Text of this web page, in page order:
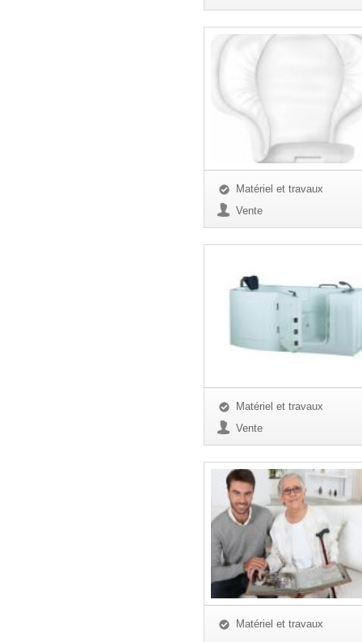
Matériel et travaux
Vente
Matériel et travaux
Vente
Matériel et travaux